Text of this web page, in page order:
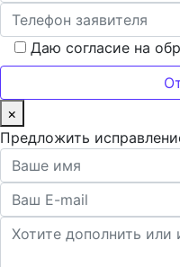
Даю согласие на
×
Предложить